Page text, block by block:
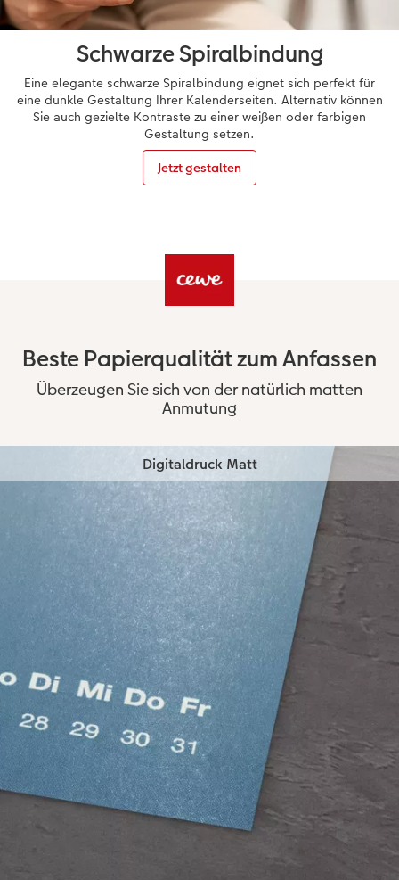
Schwarze Spiralbindung
Eine elegante schwarze Spiralbindung eignet sich perfekt für
eine dunkle Gestaltung Ihrer Kalenderseiten. Alternativ können
Sie auch gezielte Kontraste zu einer weißen oder farbigen
Gestaltung setzen.
Jetzt gestalten
Beste Papierqualität zum Anfassen
Überzeugen Sie sich von der natürlich matten
Anmutung